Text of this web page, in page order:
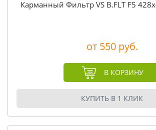
Карманный Фильтр VS B.FLT F5
от 550 руб.
В КОРЗИНУ
КУПИТЬ В 1 КЛИК